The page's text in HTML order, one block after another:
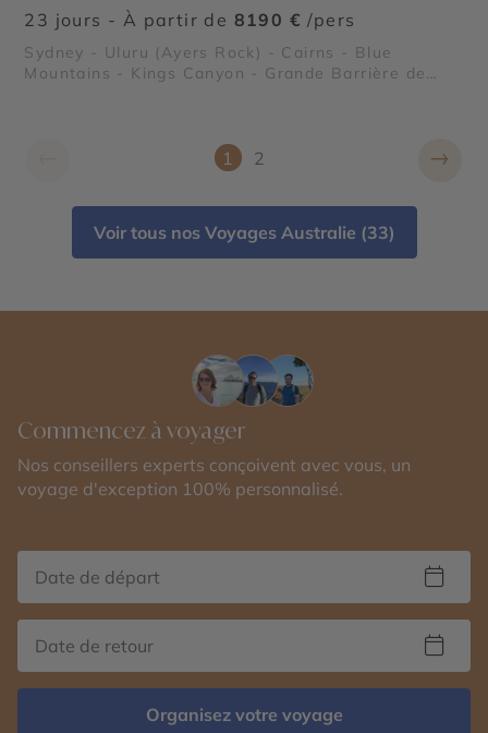
23 jours - À partir de 8190 € /pers
Sydney - Uluru (Ayers Rock) - Cairns - Blue
Mountains - Kings Canyon - Grande Barrière de
1 2 →
Voir tous nos Voyages Australie (33)
Commencez à voyager
Nos conseillers experts conçoivent avec vous, un
voyage d'exception 100% personnalisé.
Organisez votre voyage